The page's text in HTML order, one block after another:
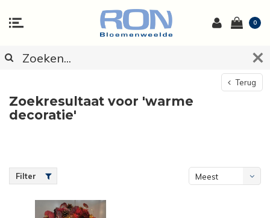
0
Terug
Zoekresultaat voor 'warme
decoratie'
Filter
Meest